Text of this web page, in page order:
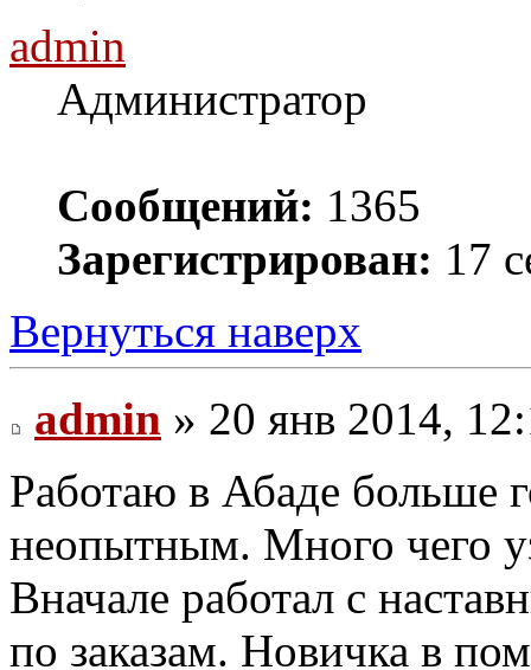
admin
Администратор
Сообщений: 1365
Зарегистрирован: 17
Вернуться наверх
admin » 20 янв 2014,
Работаю в Абаде больше
неопытным. Много чего
Вначале работал с
по заказам. Новичка в